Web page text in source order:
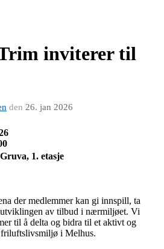
inviterer til
den 26. jan 2026
1. etasje
der medlemmer kan gi innspill, ta
av tilbud i nærmiljøet. Vi
til å delta og bidra til et aktivt og
i Melhus.